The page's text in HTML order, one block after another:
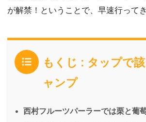
が解禁！ということで、早速行ってき
もくじ : タップで
ャンプ
西村フルーツパーラーでは栗と葡